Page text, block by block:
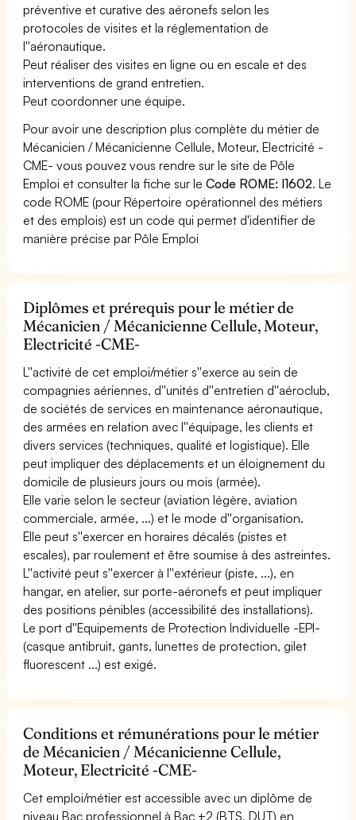
préventive et curative des aéronefs selon les
protocoles de visites et la réglementation de
l''aéronautique.
Peut réaliser des visites en ligne ou en escale et des
interventions de grand entretien.
Peut coordonner une équipe.
Pour avoir une description plus complète du métier de
Mécanicien / Mécanicienne Cellule, Moteur, Electricité -
CME- vous pouvez vous rendre sur le site de Pôle
Emploi et consulter la fiche sur leCode ROME: I1602. Le
code ROME (pour Répertoire opérationnel des métiers
et des emplois) est un code qui permet d'identifier de
manière précise par Pôle Emploi
Diplômes et prérequis pour le métier de
Mécanicien / Mécanicienne Cellule, Moteur,
Electricité -CME-
L''activité de cet emploi/métier s''exerce au sein de
compagnies aériennes, d''unités d''entretien d''aéroclub,
de sociétés de services en maintenance aéronautique,
des armées en relation avec l''équipage, les clients et
divers services (techniques, qualité et logistique). Elle
peut impliquer des déplacements et un éloignement du
domicile de plusieurs jours ou mois (armée).
Elle varie selon le secteur (aviation légère, aviation
commerciale, armée, ...) et le mode d''organisation.
Elle peut s''exercer en horaires décalés (pistes et
escales), par roulement et être soumise à des astreintes.
L''activité peut s''exercer à l''extérieur (piste, ...), en
hangar, en atelier, sur porte-aéronefs et peut impliquer
des positions pénibles (accessibilité des installations).
Le port d''Equipements de Protection Individuelle -EPI-
(casque antibruit, gants, lunettes de protection, gilet
fluorescent ...) est exigé.
Conditions et rémunérations pour le métier
de Mécanicien / Mécanicienne Cellule,
Moteur, Electricité -CME-
Cet emploi/métier est accessible avec un diplôme de
niveau Bac professionnel à Bac +2 (BTS, DUT) en